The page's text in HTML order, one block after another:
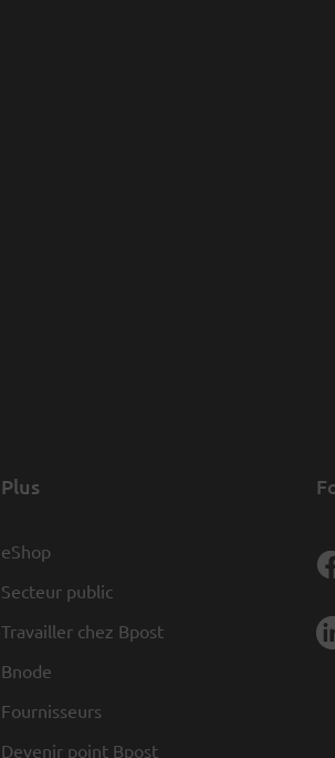
Plus
eShop
Secteur public
Travailler chez Bpost
Bnode
Fournisseurs
Devenir point Bpost